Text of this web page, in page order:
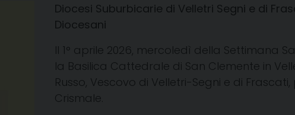
Diocesi Suburbicarie di Velletri Segni e di
Diocesani
Il 1° aprile 2026, mercoledì della Settimana
la Basilica Cattedrale di San Clemente in
Russo, Vescovo di Velletri-Segni e di
Crismale.